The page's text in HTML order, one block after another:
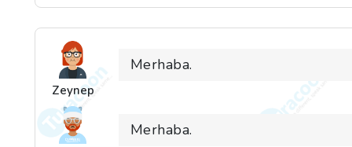
Zeynep
Merhaba.
Merhaba.